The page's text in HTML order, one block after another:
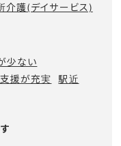
介護(デイサービス)
少ない
援が充実
駅近